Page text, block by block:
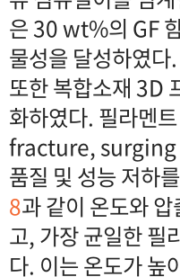
은 30 wt%의 GF
물성을 달성하였다.
또한 복합소재 3D
화하였다. 필라멘
fracture, surging
품질 및 성능 저하
8과 같이 온도와
고, 가장 균일한 필
다. 이는 온도가